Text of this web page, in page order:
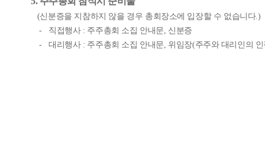
(신분증을 지참하지 않을 경우 총회장소에 입장할 수 없습니다.)
-
직접행사: 주주총회 소집 안내문, 신분증
-
대리행사: 주주총회 소집 안내문, 위임장(주주와 대리인의